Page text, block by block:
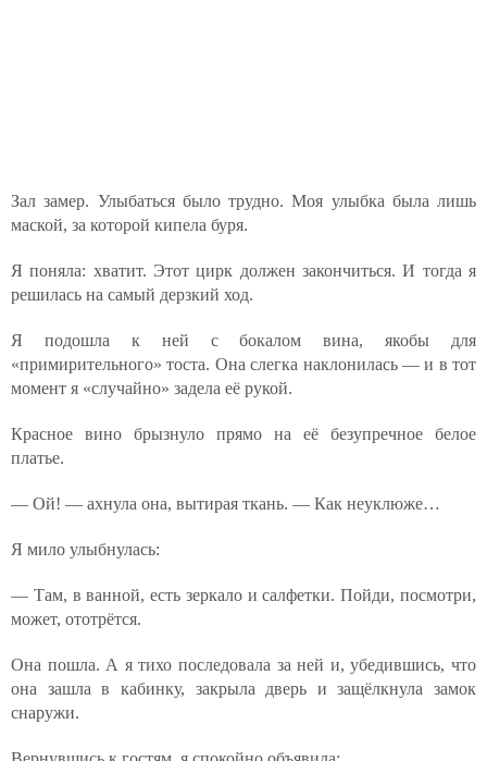
Зал замер. Улыбаться было трудно. Моя улыбка была лишь
маской, за которой кипела буря.
Я поняла: хватит. Этот цирк должен закончиться. И тогда я
решилась на самый дерзкий ход.
Я подошла к ней с бокалом вина, якобы для
«примирительного» тоста. Она слегка наклонилась — и в тот
момент я «случайно» задела её рукой.
Красное вино брызнуло прямо на её безупречное белое
платье.
— Ой! — ахнула она, вытирая ткань. — Как неуклюже…
Я мило улыбнулась:
— Там, в ванной, есть зеркало и салфетки. Пойди, посмотри,
может, ототрётся.
Она пошла. А я тихо последовала за ней и, убедившись, что
она зашла в кабинку, закрыла дверь и защёлкнула замок
снаружи.